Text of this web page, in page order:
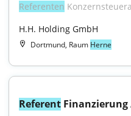
Referenten
H.H. Holding GmbH
Dortmund, Raum Herne
Referent